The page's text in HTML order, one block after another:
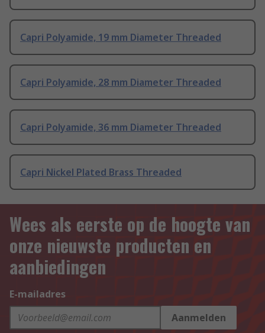
Capri Polyamide, 19 mm Diameter Threaded
Capri Polyamide, 28 mm Diameter Threaded
Capri Polyamide, 36 mm Diameter Threaded
Capri Nickel Plated Brass Threaded
Wees als eerste op de hoogte van
onze nieuwste producten en
aanbiedingen
E-mailadres
Aanmelden